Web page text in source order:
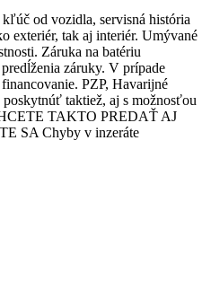
od vozidla, servisná história
exteriér, tak aj interiér. Umývané
Záruka na batériu
záruky. V prípade
PZP, Havarijné
taktiež, aj s možnosťou
TAKTO PREDAŤ AJ
SA Chyby v inzeráte